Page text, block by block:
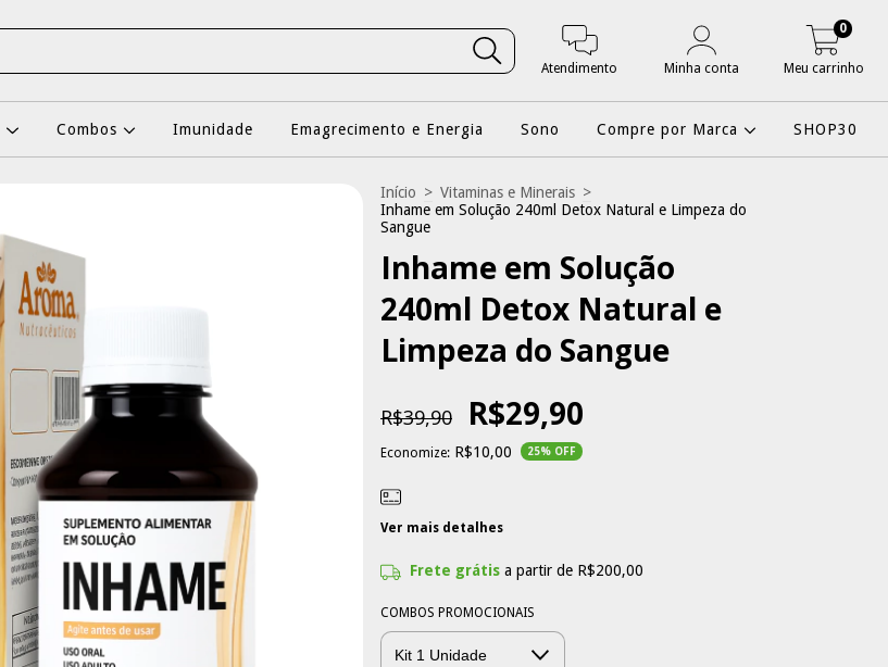
Atendimento Minha conta Meu carrinho
0
Combos Imunidade Emagrecimento e Energia Sono Compre por Marca SHOP30
Início > Vitaminas e Minerais >
Inhame em Solução 240ml Detox Natural e Limpeza do
Sangue
Inhame em Solução
240ml Detox Natural e
Limpeza do Sangue
R$39,90 R$29,90
Economize: R$10,00 25% OFF
Ver mais detalhes
Frete grátis a partir de R$200,00
COMBOS PROMOCIONAIS